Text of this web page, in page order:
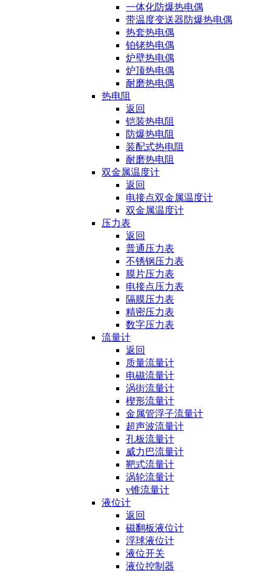
一体化防爆热电偶
带温度变送器防爆热电偶
热套热电偶
铂铑热电偶
炉壁热电偶
炉顶热电偶
耐磨热电偶
热电阻
返回
铠装热电阻
防爆热电阻
装配式热电阻
耐磨热电阻
双金属温度计
返回
电接点双金属温度计
双金属温度计
压力表
返回
普通压力表
不锈钢压力表
膜片压力表
电接点压力表
隔膜压力表
精密压力表
数字压力表
流量计
返回
质量流量计
电磁流量计
涡街流量计
楔形流量计
金属管浮子流量计
超声波流量计
孔板流量计
威力巴流量计
靶式流量计
涡轮流量计
v锥流量计
液位计
返回
磁翻板液位计
浮球液位计
液位开关
液位控制器